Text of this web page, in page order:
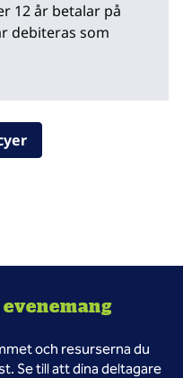
12 år betalar på
debiteras som
och resurserna du
Se till att dina deltagare